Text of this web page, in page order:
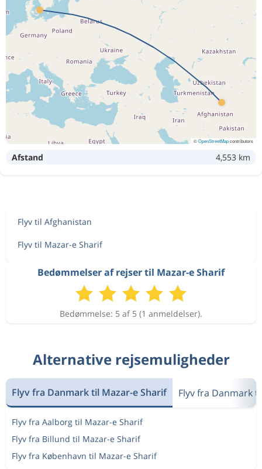
©OpenStreetMapcontributors
Afstand 4,553 km
Flyv til Afghanistan
Flyv til Mazar-e Sharif
Bedømmelser af rejser til Mazar-e Sharif
Bedømmelse: 5 af 5 (1 anmeldelser).
Alternative rejsemuligheder
Flyv fra Danmark til Mazar-e Sharif Flyv fra Danmark
Flyv fra Aalborg til Mazar-e Sharif
Flyv fra Billund til Mazar-e Sharif
Flyv fra København til Mazar-e Sharif